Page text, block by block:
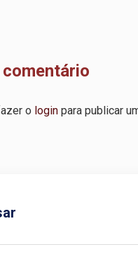
comentário
o login para publicar